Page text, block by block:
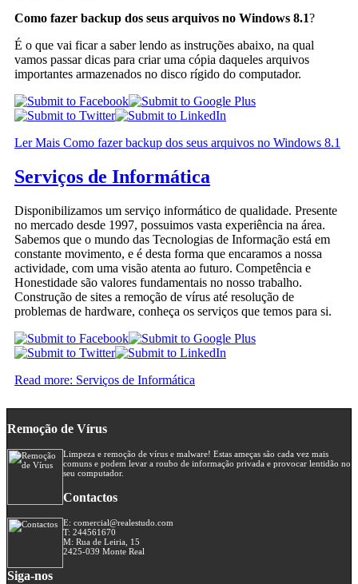
Como fazer backup dos seus arquivos no Windows 8.1?
É o que vai ficar a saber lendo as instruções abaixo, na qual
vamos passar dicas para criar uma cópia daqueles arquivos
importantes armazenados no disco rígido do computador.
Ler Mais Como fazer backup dos seus arquivos no Windows 8.1
Serviços de Informática
Disponibilizamos um serviço informático de qualidade. Presente
no mercado desde 1997, possuimos vasta experiência na área.
Sabemos que o mundo das Tecnologias de Informação está em
constante movimento, e é desta forma que encaramos a nossa
actividade, com uma visão atenta ao futuro. Competência e
Honestidade são valores fundamentais no nosso trabalho.
Construção de sites a remoção de vírus até resolução de
problemas de hardware, conheça os serviços que temos para si.
Read more: Serviços de Informática
Remoção de Vírus
Limpeza e remoção de vírus e malware! Estas ameças são cada vez mais
comuns e podem levar a roubo de informação privada e provocar lentidão no
seu computador.
Contactos
E: comercial@realestudo.com
T: 244561670
M: Rua de Leiria, 15
2425-039 Monte Real
Siga-nos